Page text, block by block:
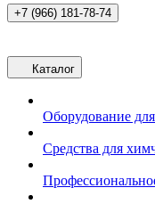
+7 (966) 181-78-74
Каталог
Оборудование
Средства для